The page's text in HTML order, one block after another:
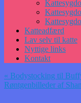
Katteadfærd
Lav selv til katte
Nyttige links
Kontakt
« Bodystocking til
Røntgenbilleder af